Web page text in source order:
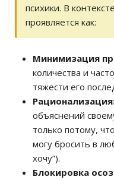
психики. В
проявляется как:
Минимизация
количества и
тяжести его
объяснений
только потому,
могу бросить в
хочу”).
Блокировка